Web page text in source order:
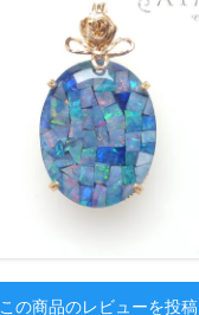
この商品のレビューを投稿